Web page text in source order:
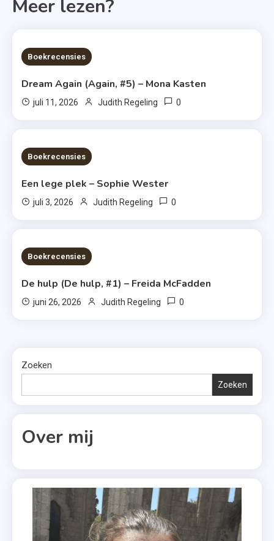
Meer lezen?
6 MINS READ
Boekrecensies
Dream Again (Again, #5) – Mona Kasten
juli 11, 2026 Judith Regeling 0
6 MINS READ
Boekrecensies
Een lege plek – Sophie Wester
juli 3, 2026 Judith Regeling 0
7 MINS READ
Boekrecensies
De hulp (De hulp, #1) – Freida McFadden
juni 26, 2026 Judith Regeling 0
Zoeken
Zoeken
Over mij